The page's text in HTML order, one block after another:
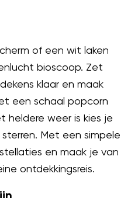
of een wit laken
bioscoop. Zet
klaar en maak
een schaal popcorn
heldere weer is kies je
Met een simpele
en maak je van
ontdekkingsreis.